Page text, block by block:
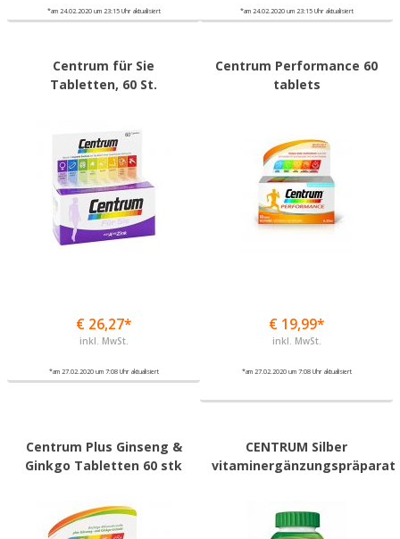
*am 24.02.2020 um 23:15 Uhr aktualisiert *am 24.02.2020 um 23:15 Uhr aktualisiert
Centrum für Sie
Tabletten, 60 St.
€ 26,27*
inkl. MwSt.
*am 27.02.2020 um 7:08 Uhr aktualisiert
Centrum Performance 60
tablets
€ 19,99*
inkl. MwSt.
*am 27.02.2020 um 7:08 Uhr aktualisiert
Centrum Plus Ginseng &
Ginkgo Tabletten 60 stk
CENTRUM Silber
vitaminergänzungspräparat